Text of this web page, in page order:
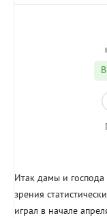
Итак дамы и господа
зрения
играл в начале